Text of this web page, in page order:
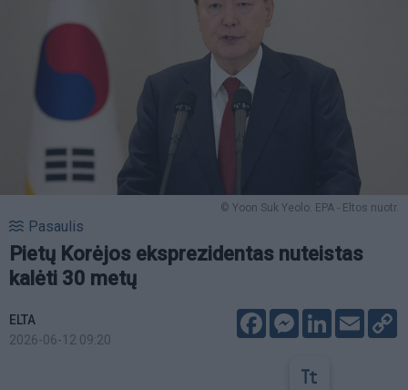
© Yoon Suk Yeolo. EPA - Eltos nuotr.
Pasaulis
Pietų Korėjos eksprezidentas nuteistas
kalėti 30 metų
ELTA
2026-06-12 09:20
FacebookMessenger
LinkedIn
Email